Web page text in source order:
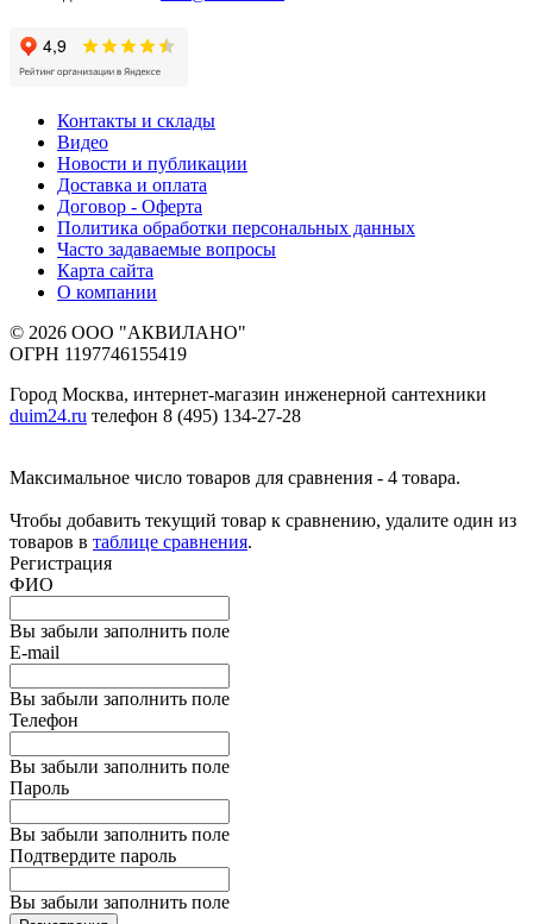
Контакты и склады
Видео
Новости и публикации
Доставка и оплата
Договор - Оферта
Политика обработки персональных данных
Часто задаваемые вопросы
Карта сайта
О компании
© 2026 ООО "АКВИЛАНО"
ОГРН 1197746155419
Город Москва, интернет-магазин инженерной сантехники
duim24.ru телефон 8 (495) 134-27-28
Максимальное число товаров для сравнения - 4 товара.
Чтобы добавить текущий товар к сравнению, удалите один из
товаров в таблице сравнения.
Регистрация
ФИО
Вы забыли заполнить поле
E-mail
Вы забыли заполнить поле
Телефон
Вы забыли заполнить поле
Пароль
Вы забыли заполнить поле
Подтвердите пароль
Вы забыли заполнить поле